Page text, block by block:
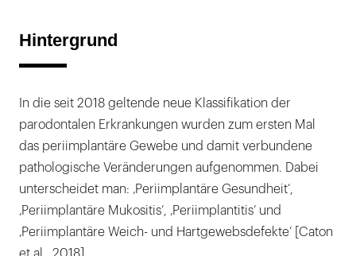
Hintergrund
In die seit 2018 geltende neue Klassifikation der
parodontalen Erkrankungen wurden zum ersten Mal
das periimplantäre Gewebe und damit verbundene
pathologische Veränderungen aufgenommen. Dabei
unterscheidet man: ‚Periimplantäre Gesundheit‘,
‚Periimplantäre Mukositis‘, ‚Periimplantitis‘ und
‚Periimplantäre Weich- und Hartgewebsdefekte‘ [Caton